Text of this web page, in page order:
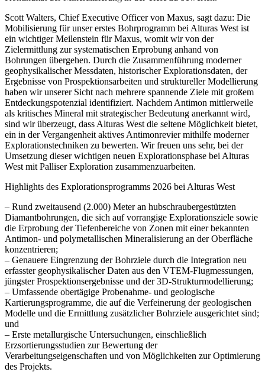
Scott Walters, Chief Executive Officer von Maxus, sagt dazu: Die
Mobilisierung für unser erstes Bohrprogramm bei Alturas West ist
ein wichtiger Meilenstein für Maxus, womit wir von der
Zielermittlung zur systematischen Erprobung anhand von
Bohrungen übergehen. Durch die Zusammenführung moderner
geophysikalischer Messdaten, historischer Explorationsdaten, der
Ergebnisse von Prospektionsarbeiten und struktureller Modellierung
haben wir unserer Sicht nach mehrere spannende Ziele mit großem
Entdeckungspotenzial identifiziert. Nachdem Antimon mittlerweile
als kritisches Mineral mit strategischer Bedeutung anerkannt wird,
sind wir überzeugt, dass Alturas West die seltene Möglichkeit bietet,
ein in der Vergangenheit aktives Antimonrevier mithilfe moderner
Explorationstechniken zu bewerten. Wir freuen uns sehr, bei der
Umsetzung dieser wichtigen neuen Explorationsphase bei Alturas
West mit Palliser Exploration zusammenzuarbeiten.
Highlights des Explorationsprogramms 2026 bei Alturas West
– Rund zweitausend (2.000) Meter an hubschraubergestützten
Diamantbohrungen, die sich auf vorrangige Explorationsziele sowie
die Erprobung der Tiefenbereiche von Zonen mit einer bekannten
Antimon- und polymetallischen Mineralisierung an der Oberfläche
konzentrieren;
– Genauere Eingrenzung der Bohrziele durch die Integration neu
erfasster geophysikalischer Daten aus den VTEM-Flugmessungen,
jüngster Prospektionsergebnisse und der 3D-Strukturmodellierung;
– Umfassende obertägige Probenahme- und geologische
Kartierungsprogramme, die auf die Verfeinerung der geologischen
Modelle und die Ermittlung zusätzlicher Bohrziele ausgerichtet sind;
und
– Erste metallurgische Untersuchungen, einschließlich
Erzsortierungsstudien zur Bewertung der
Verarbeitungseigenschaften und von Möglichkeiten zur Optimierung
des Projekts.